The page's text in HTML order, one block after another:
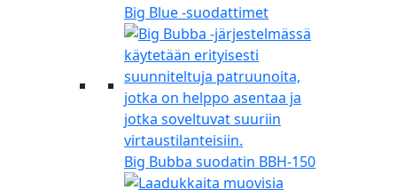
Big Blue -suodattimet
Big Bubba suodatin BBH-150